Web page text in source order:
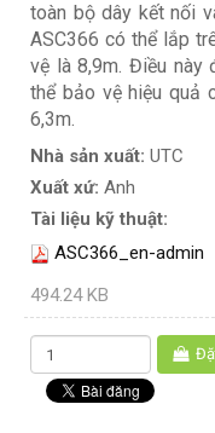
toàn bộ dây kết nối
ASC366 có thể lắp
vệ là 8,9m. Điều này
thể bảo vệ hiệu quả
6,3m.
Nhà sản xuất: UTC
Xuất xứ: Anh
Tài liệu kỹ thuật:
ASC366_en-admin
494.24 KB